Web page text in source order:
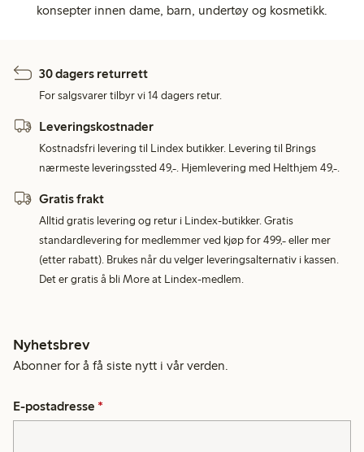
konsepter innen dame, barn, undertøy og kosmetikk.
30 dagers returrett
For salgsvarer tilbyr vi 14 dagers retur.
Leveringskostnader
Kostnadsfri levering til Lindex butikker. Levering til Brings
nærmeste leveringssted 49,-. Hjemlevering med Helthjem 49,-.
Gratis frakt
Alltid gratis levering og retur i Lindex-butikker. Gratis
standardlevering for medlemmer ved kjøp for 499,- eller mer
(etter rabatt). Brukes når du velger leveringsalternativ i kassen.
Det er gratis å bli More at Lindex-medlem.
Nyhetsbrev
Abonner for å få siste nytt i vår verden.
E-postadresse *